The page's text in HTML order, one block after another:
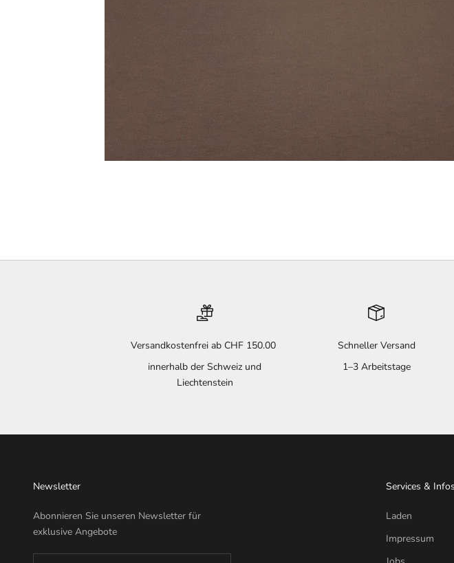
Versandkostenfrei ab CHF 150.00
innerhalb der Schweiz und
Liechtenstein
Schneller Versand
1–3 Arbeitstage
Newsletter
Abonnieren Sie unseren Newsletter für
exklusive Angebote
Services & Infos
Laden
Impressum